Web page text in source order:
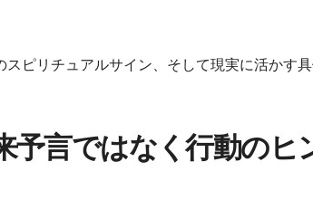
ピリチュアルサイン、そして現実に活かす
予言ではなく行動のヒ